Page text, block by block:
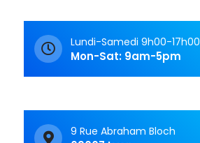
Lundi-Samedi 9h00-17h00
Mon-Sat: 9am-5pm
9 Rue Abraham Bloch